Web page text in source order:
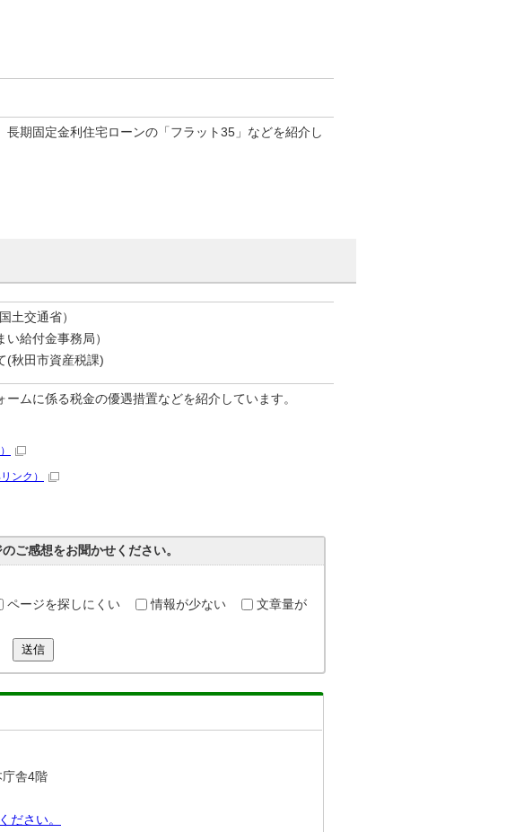
長期固定金利住宅ローンの「フラット35」などを紹介し
土交通省）
給付金事務局）
(秋田市資産税課)
ームに係る税金の優遇措置などを紹介しています。
ンク）
ご感想をお聞かせください。
ページを探しにくい 情報が少ない
文章量が
送信
舎4階
ださい。